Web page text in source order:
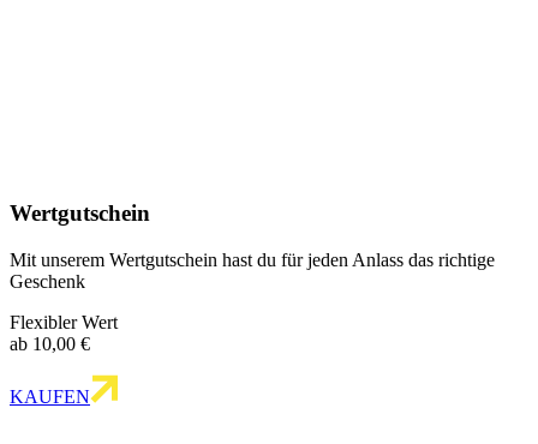
Wertgutschein
Mit unserem Wertgutschein hast du für jeden Anlass das richtige
Geschenk
Flexibler Wert
ab 10,00 €
KAUFEN